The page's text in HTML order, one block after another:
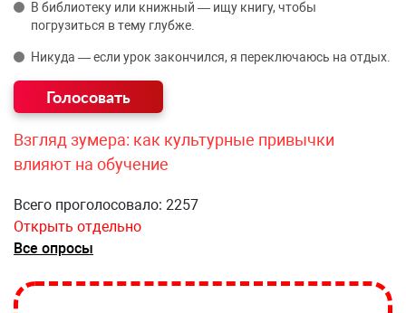
В библиотеку или книжный — ищу книгу, чтобы
погрузиться в тему глубже.
Никуда — если урок закончился, я переключаюсь на отдых.
Взгляд зумера: как культурные привычки
влияют на обучение
Всего проголосовало: 2257
Открыть отдельно
Все опросы